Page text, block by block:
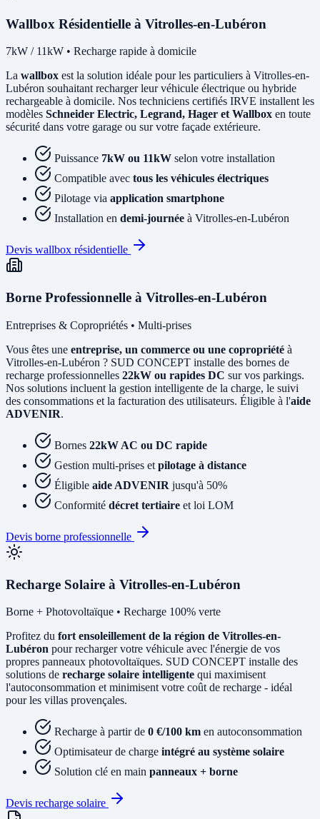
Wallbox Résidentielle à Vitrolles-en-Lubéron
7kW / 11kW • Recharge rapide à domicile
La wallbox est la solution idéale pour les particuliers à Vitrolles-en-
Lubéron souhaitant recharger leur véhicule électrique ou hybride
rechargeable à domicile. Nos techniciens certifiés IRVE installent les
modèles Schneider Electric, Legrand, Hager et Wallbox en toute
sécurité dans votre garage ou sur votre façade extérieure.
Puissance 7kW ou 11kW selon votre installation
Compatible avec tous les véhicules électriques
Pilotage via application smartphone
Installation en demi-journée à Vitrolles-en-Lubéron
Devis wallbox résidentielle
Borne Professionnelle à Vitrolles-en-Lubéron
Entreprises & Copropriétés • Multi-prises
Vous êtes une entreprise, un commerce ou une copropriété à
Vitrolles-en-Lubéron ? SUD CONCEPT installe des bornes de
recharge professionnelles 22kW ou rapides DC sur vos parkings.
Nos solutions incluent la gestion intelligente de la charge, le suivi
des consommations et la facturation des utilisateurs. Éligible à l'aide
ADVENIR.
Bornes 22kW AC ou DC rapide
Gestion multi-prises et pilotage à distance
Éligible aide ADVENIR jusqu'à 50%
Conformité décret tertiaire et loi LOM
Devis borne professionnelle
Recharge Solaire à Vitrolles-en-Lubéron
Borne + Photovoltaïque • Recharge 100% verte
Profitez du fort ensoleillement de la région de Vitrolles-en-
Lubéron pour recharger votre véhicule avec l'énergie de vos
propres panneaux photovoltaïques. SUD CONCEPT installe des
solutions de recharge solaire intelligente qui maximisent
l'autoconsommation et minimisent votre coût de recharge - idéal
pour les villas provençales.
Recharge à partir de 0 €/100 km en autoconsommation
Optimisateur de charge intégré au système solaire
Solution clé en main panneaux + borne
Devis recharge solaire